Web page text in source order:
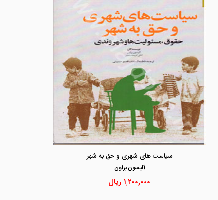
سیاست های شهری و حق به شهر
آليسون براون
۱,۲۰۰,۰۰۰ ریال